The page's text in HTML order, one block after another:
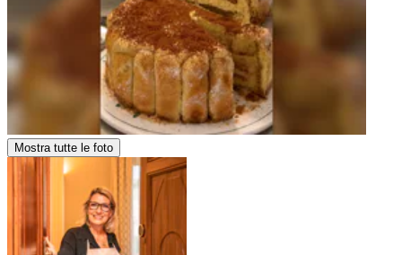
Mostra tutte le foto